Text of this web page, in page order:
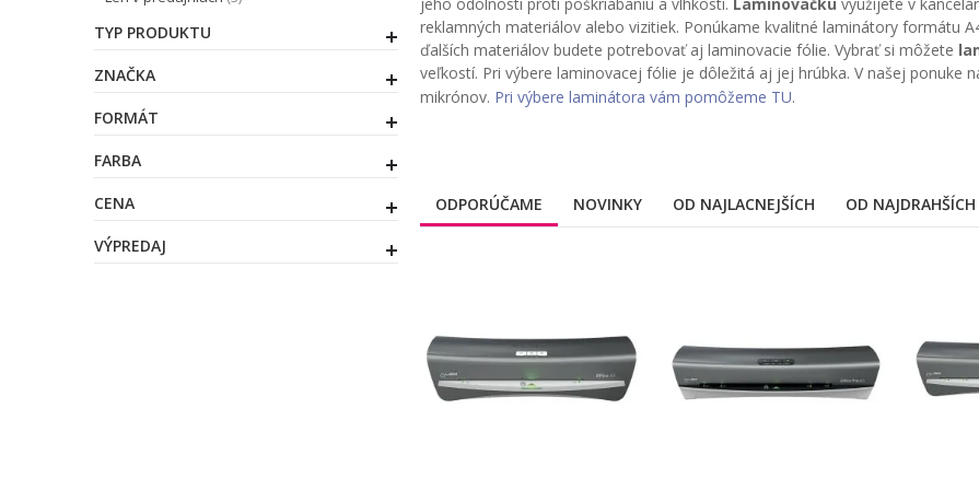
reklamných materiálov alebo vizitiek. Ponúkame kvalitné laminátory formátu
ďalších materiálov budete potrebovať aj laminovacie fólie. Vybrať si môžete
veľkostí. Pri výbere laminovacej fólie je dôležitá aj jej hrúbka. V našej ponuke
mikrónov. Pri výbere laminátora vám pomôžeme TU.
ODPORÚČAME NOVINKY OD NAJLACNEJŠÍCH OD NAJDRAHŠÍCH
TYP PRODUKTU
ZNAČKA
FORMÁT
FARBA
CENA
VÝPREDAJ